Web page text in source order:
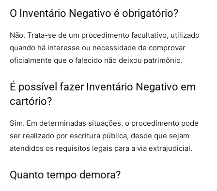
O Inventário Negativo é obrigatório?
Não. Trata-se de um procedimento facultativo, utilizado
quando há interesse ou necessidade de comprovar
oficialmente que o falecido não deixou patrimônio.
É possível fazer Inventário Negativo em
cartório?
Sim. Em determinadas situações, o procedimento pode
ser realizado por escritura pública, desde que sejam
atendidos os requisitos legais para a via extrajudicial.
Quanto tempo demora?